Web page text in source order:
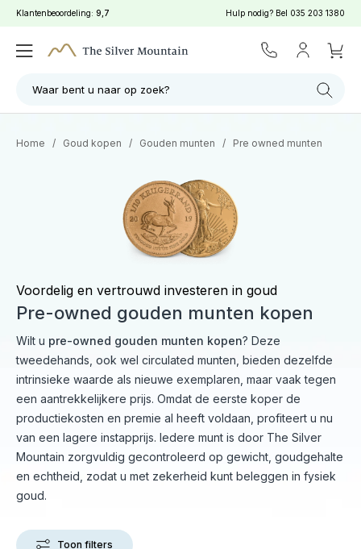
Klantenbeoordeling: 9,7 Hulp nodig? Bel 035 203 1380
Waar bent u naar op zoek?
Home / Goud kopen / Gouden munten / Pre owned munten
Voordelig en vertrouwd investeren in goud
Pre-owned gouden munten kopen
Wilt u pre-owned gouden munten kopen? Deze
tweedehands, ook wel circulated munten, bieden dezelfde
intrinsieke waarde als nieuwe exemplaren, maar vaak tegen
een aantrekkelijkere prijs. Omdat de eerste koper de
productiekosten en premie al heeft voldaan, profiteert u nu
van een lagere instapprijs. Iedere munt is door The Silver
Mountain zorgvuldig gecontroleerd op gewicht, goudgehalte
en echtheid, zodat u met zekerheid kunt beleggen in fysiek
goud.
Toon filters